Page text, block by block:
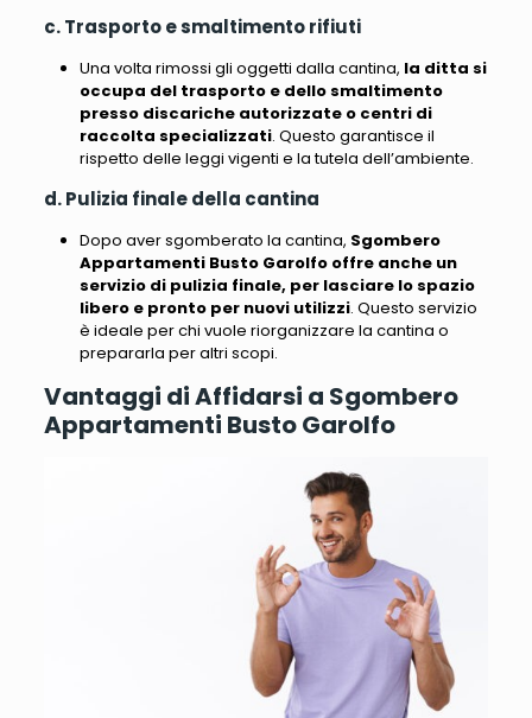
c. Trasporto e smaltimento rifiuti
Una volta rimossi gli oggetti dalla cantina, la ditta si
occupa del trasporto e dello smaltimento
presso discariche autorizzate o centri di
raccolta specializzati. Questo garantisce il
rispetto delle leggi vigenti e la tutela dell’ambiente.
d. Pulizia finale della cantina
Dopo aver sgomberato la cantina, Sgombero
Appartamenti Busto Garolfo offre anche un
servizio di pulizia finale, per lasciare lo spazio
libero e pronto per nuovi utilizzi. Questo servizio
è ideale per chi vuole riorganizzare la cantina o
prepararla per altri scopi.
Vantaggi di Affidarsi a Sgombero
Appartamenti Busto Garolfo